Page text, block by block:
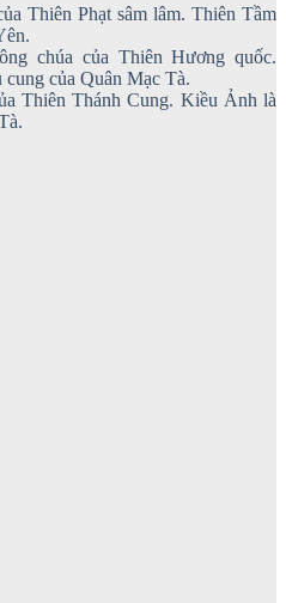
Thiên Phạt sâm lâm. Thiên Tầm
chúa của Thiên Hương quốc.
của Quân Mạc Tà.
Thiên Thánh Cung. Kiều Ảnh là